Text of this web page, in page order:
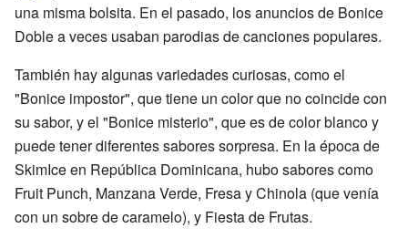
una misma bolsita. En el pasado, los anuncios de Bonice
Doble a veces usaban parodias de canciones populares.
También hay algunas variedades curiosas, como el
"Bonice impostor", que tiene un color que no coincide con
su sabor, y el "Bonice misterio", que es de color blanco y
puede tener diferentes sabores sorpresa. En la época de
SkimIce en República Dominicana, hubo sabores como
Fruit Punch, Manzana Verde, Fresa y Chinola (que venía
con un sobre de caramelo), y Fiesta de Frutas.